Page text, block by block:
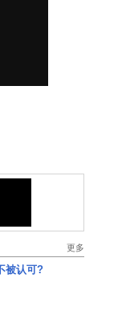
更多
被认可?